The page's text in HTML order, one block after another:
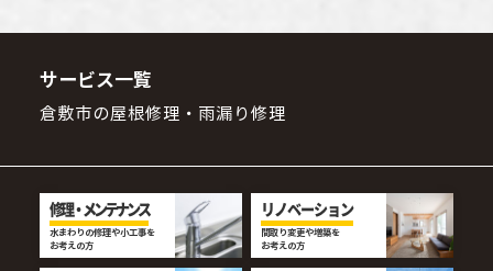
サービス一覧
倉敷市の屋根修理・雨漏り修理
修理・メンテナンス
水まわりの修理や小工事を
お考えの方
リノベーション
間取り変更や増築を
お考えの方